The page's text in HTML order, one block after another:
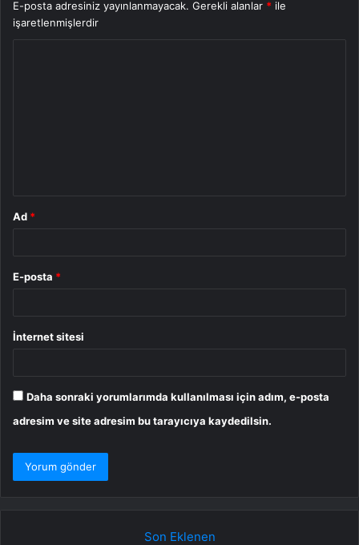
E-posta adresiniz yayınlanmayacak. Gerekli alanlar * ile
işaretlenmişlerdir
Ad *
E-posta *
İnternet sitesi
Daha sonraki yorumlarımda kullanılması için adım, e-posta
adresim ve site adresim bu tarayıcıya kaydedilsin.
Son Eklenen